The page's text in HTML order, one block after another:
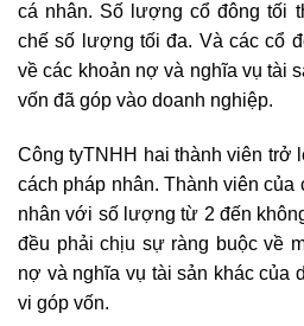
cá nhân. Số lượng cổ đông tối
chế số lượng tối đa. Và các cổ
về các khoản nợ và nghĩa vụ tài
vốn đã góp vào doanh nghiệp.
Công tyTNHH hai thành viên trở
cách pháp nhân. Thành viên của
nhân với số lượng từ 2 đến
đều phải chịu sự ràng buộc về
nợ và nghĩa vụ tài sản khác của
vi góp vốn.